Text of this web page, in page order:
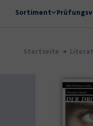
Sortiment
Startseite »